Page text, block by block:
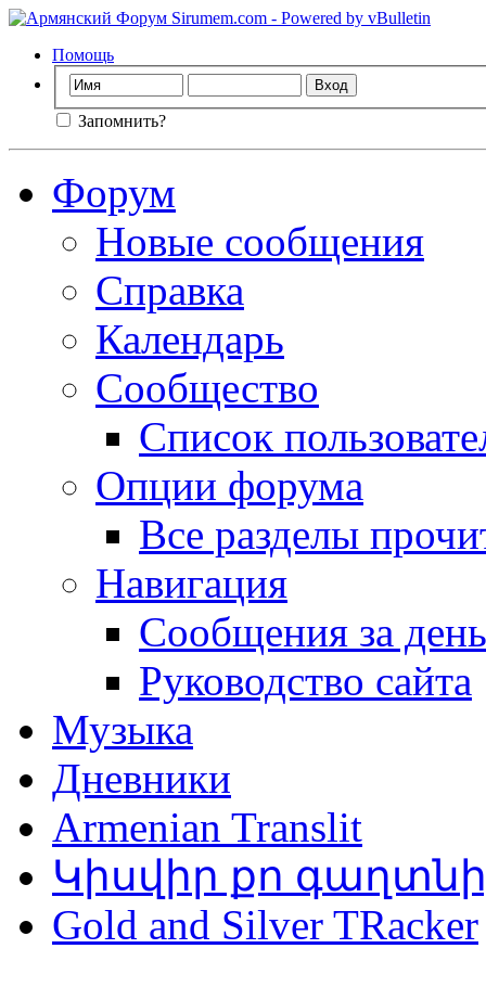
Помощь
Запомнить?
Форум
Новые сообщения
Справка
Календарь
Сообщество
Список
Опции форума
Все разделы
Навигация
Сообщения за день
Руководство сайта
Музыка
Дневники
Armenian Translit
Կիսվիր քո
Gold and Silver TRacker